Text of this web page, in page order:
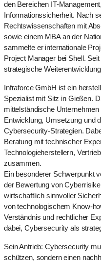
den Bereichen IT-
Informationssicherheit. Nach
Rechtswissenschaften mit
sowie einem MBA an der
sammelte er internationale
Project Manager bei Shell.
strategische
Infraforce GmbH ist ein
Spezialist mit Sitz in Gießen.
mittelständische
Entwicklung, Umsetzung und
Cybersecurity-Strategien.
Beratung mit technischer
Technologieherstellern,
zusammen.
Ein besonderer Schwerpunkt
der Bewertung von
wirtschaftlich sinnvoller
von technologischem Know-
Verständnis und rechtlicher
dabei, Cybersecurity als
Sein Antrieb: Cybersecurity
schützen, sondern einen